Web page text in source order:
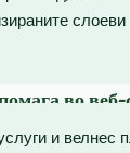
во веб-
и велнес